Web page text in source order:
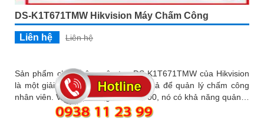
DS-K1T671TMW Hikvision Máy Chấm Công
Liên hệ Liên hệ
Sản phẩm chấm công vân tay DS-K1T671TMW của Hikvision
là một giải pháp tiên tiến và hiệu quả để quản lý chấm công
nhân viên. Với chức năng User 50000, nó có khả năng quản lý
danh sách lên tới 50,000 người dùng